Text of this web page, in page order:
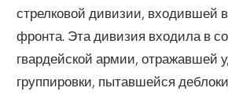
стрелковой дивизии, входившей
фронта. Эта дивизия входила в
гвардейской армии, отражавшей
группировки, пытавшейся